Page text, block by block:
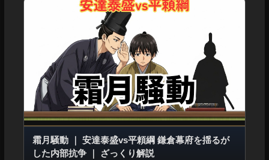
霜月騒動｜ 安達泰盛vs平頼綱 鎌倉幕府を揺るが
した内部抗争｜ ざっくり解説